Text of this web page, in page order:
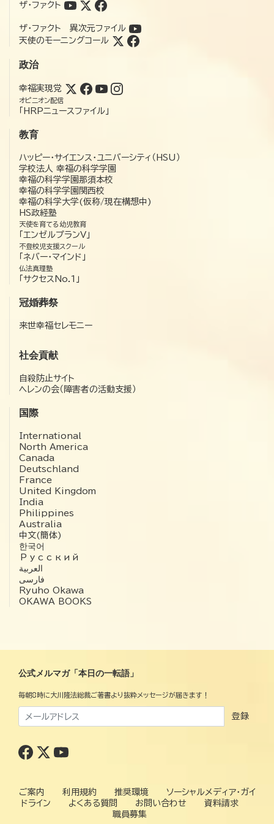
ザ・ファクト
ザ・ファクト 異次元ファイル
天使のモーニングコール
政治
幸福実現党
オピニオン配信
「HRPニュースファイル」
教育
ハッピー・サイエンス・ユニバーシティ（HSU）
学校法人 幸福の科学学園
幸福の科学学園那須本校
幸福の科学学園関西校
幸福の科学大学(仮称/現在構想中)
HS政経塾
天使を育てる幼児教育
「エンゼルプランV」
不登校児支援スクール
「ネバー・マインド」
仏法真理塾
「サクセスNo.1」
冠婚葬祭
来世幸福セレモニー
社会貢献
自殺防止サイト
ヘレンの会（障害者の活動支援）
国際
International
North America
Canada
Deutschland
France
United Kingdom
India
Philippines
Australia
中文(簡体)
한국어
Русский
العربية‏
فارسی
Ryuho Okawa
OKAWA BOOKS
公式メルマガ「本日の一転語」
毎朝8時に大川隆法総裁ご著書より抜粋メッセージが届きます！
登録
ご案内 利用規約 推奨環境
ソーシャルメディア・ガイ
ドライン
よくある質問 お問い合わせ
資料請求
職員募集